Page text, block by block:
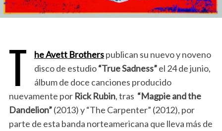
T he Avett Brotherspublican su nuevo y noveno
disco de estudio“True Sadness”el 24 de junio,
álbum de doce canciones producido
nuevamente por Rick Rubin, tras “Magpie and the
Dandelion”(2013) y “The Carpenter” (2012), por
parte de esta banda norteamericana que lleva más de